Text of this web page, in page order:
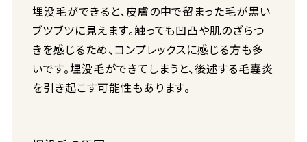
埋没毛ができると、皮膚の中で留まった毛が黒い
ブツブツに見えます。触っても凹凸や肌のざらつ
きを感じるため、コンプレックスに感じる方も多
いです。埋没毛ができてしまうと、後述する毛嚢炎
を引き起こす可能性もあります。